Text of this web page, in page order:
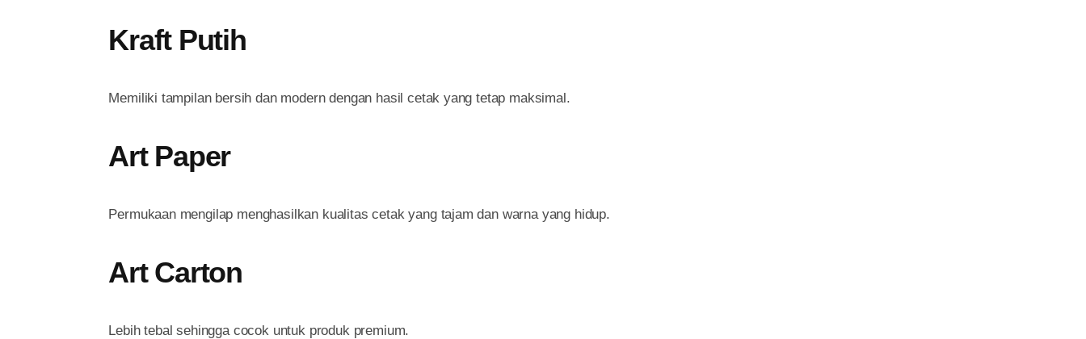
Kraft Putih
Memiliki tampilan bersih dan modern dengan hasil cetak yang tetap maksimal.
Art Paper
Permukaan mengilap menghasilkan kualitas cetak yang tajam dan warna yang hidup.
Art Carton
Lebih tebal sehingga cocok untuk produk premium.